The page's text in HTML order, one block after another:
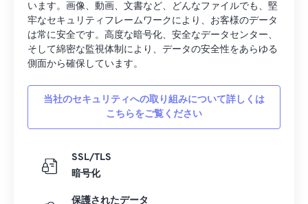
います。画像、動画、文書など、どんなファイルでも、堅
牢なセキュリティフレームワークにより、お客様のデータ
は常に安全です。高度な暗号化、安全なデータセンター、
そして綿密な監視体制により、データの安全性をあらゆる
側面から確保しています。
当社のセキュリティへの取り組みについて詳しくは
こちらをご覧ください
SSL/TLS
暗号化
保護されたデータ